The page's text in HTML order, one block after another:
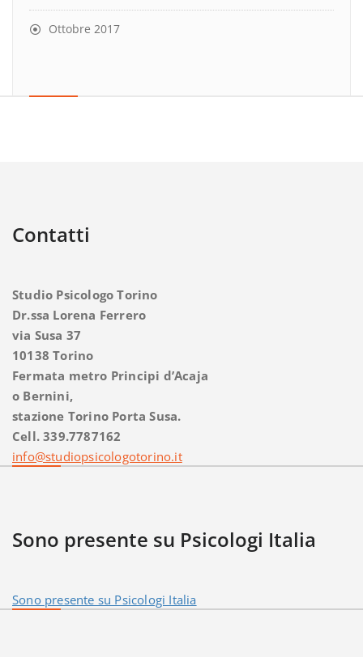
Ottobre 2017
Contatti
Studio Psicologo Torino
Dr.ssa Lorena Ferrero
via Susa 37
10138 Torino
Fermata metro Principi d’Acaja
o Bernini,
stazione Torino Porta Susa.
Cell. 339.7787162
info@studiopsicologotorino.it
Sono presente su Psicologi Italia
Sono presente su Psicologi Italia